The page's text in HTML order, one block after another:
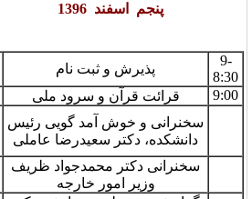
نام
و سرود ملی
Recitation
آمد گویی رئیس
سعیدرضا عاملی
Dean of Faculty, Dr.
Reza Ameli
ظریف
of Foreign Affairs,
Javad Zarif